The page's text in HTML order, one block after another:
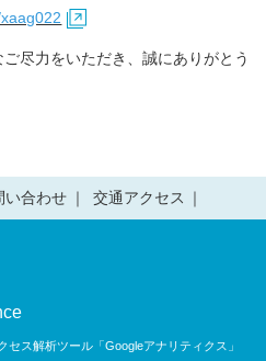
尽力をいただき、誠にありがとう
い合わせ 交通アクセス
ス解析ツール「Googleアナリティクス」